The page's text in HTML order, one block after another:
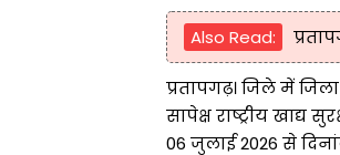
Also Read:
प्रतापगढ़। जिले में
सापेक्ष राष्ट्रीय खाद्य
06 जुलाई 2026 से